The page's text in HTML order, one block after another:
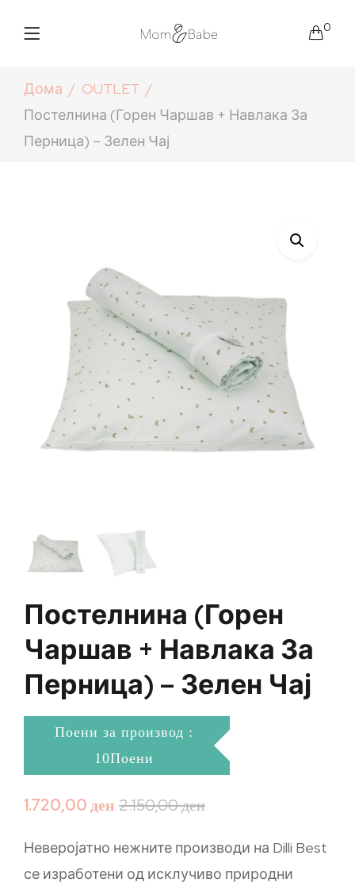
0
Дома
OUTLET
Постелнина (горен Чаршав + Навлака За
Перница) – Зелен Чај
Постелнина (горен
Чаршав + Навлака За
Перница) – Зелен Чај
Поени за производ :
10Поени
2.150,00ден
1.720,00ден
Неверојатно нежните производи на Dilli Best
се изработени од исклучиво природни